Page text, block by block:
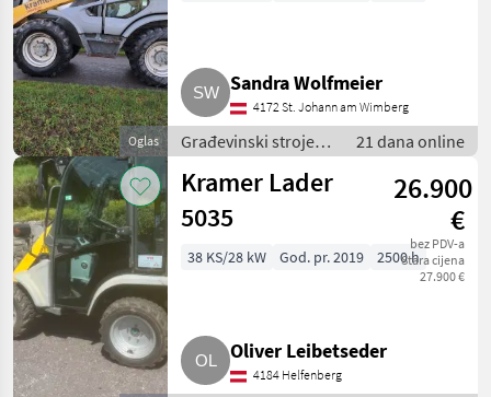
Oglas
Sandra Wolfmeier
4172 St. Johann am Wimberg
Građevinski strojevi
/ Bageri točkaši
21 dana online
Kramer Lader
5035
26.900
€
bez PDV-a
Stara cijena
27.900 €
38 KS/28 kW God. pr. 2019 2500 h
Oliver Leibetseder
4184 Helfenberg